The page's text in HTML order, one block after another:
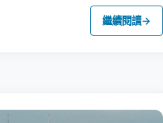
繼續閱讀→